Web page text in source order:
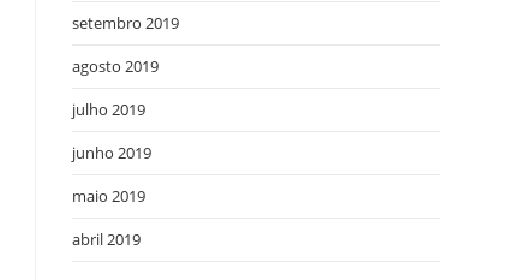
setembro 2019
agosto 2019
julho 2019
junho 2019
maio 2019
abril 2019